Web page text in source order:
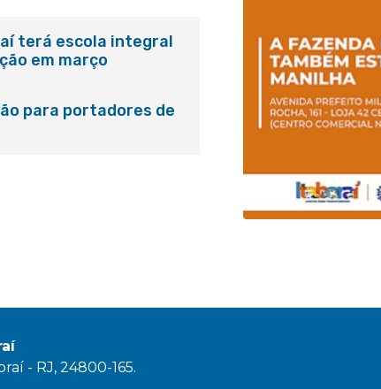
terá escola integral
em março
para portadores de
- RJ, 24800-165.